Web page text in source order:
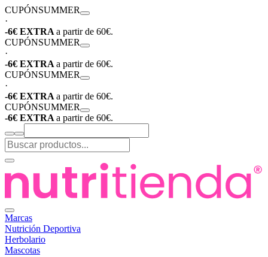
CUPÓNSUMMER
·
-6€ EXTRA a partir de 60€.
CUPÓNSUMMER
·
-6€ EXTRA a partir de 60€.
CUPÓNSUMMER
·
-6€ EXTRA a partir de 60€.
CUPÓNSUMMER
-6€ EXTRA a partir de 60€.
Marcas
Nutrición Deportiva
Herbolario
Mascotas